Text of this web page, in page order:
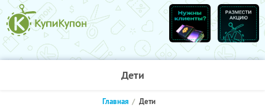
Дети
Главная Дети